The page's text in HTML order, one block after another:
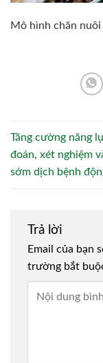
Mô hình chăn
Tăng cường năng
đoán, xét nghiệm
sớm dịch bệnh
Trả lời
Email của bạn
trường bắt